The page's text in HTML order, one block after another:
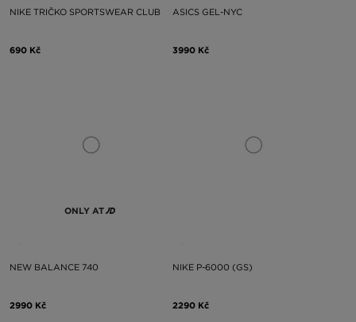
NIKE TRIČKO SPORTSWEAR CLUB
690 Kč
ASICS GEL-NYC
3990 Kč
ONLY AT
NEW BALANCE 740
2990 Kč
NIKE P-6000 (GS)
2290 Kč